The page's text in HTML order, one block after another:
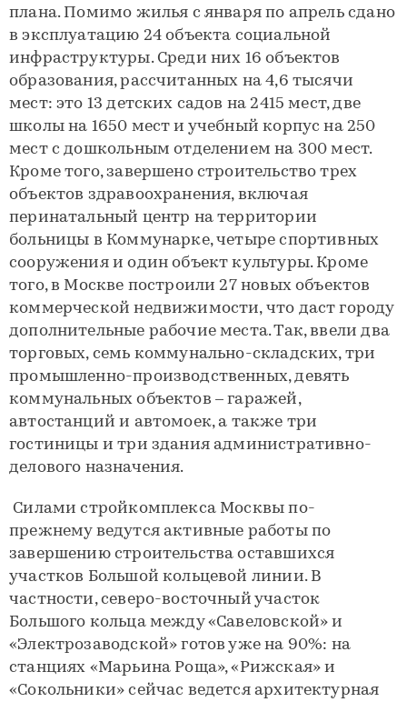
плана. Помимо жилья с января по апрель сдано
в эксплуатацию 24 объекта социальной
инфраструктуры. Среди них 16 объектов
образования, рассчитанных на 4,6 тысячи
мест: это 13 детских садов на 2415 мест, две
школы на 1650 мест и учебный корпус на 250
мест с дошкольным отделением на 300 мест.
Кроме того, завершено строительство трех
объектов здравоохранения, включая
перинатальный центр на территории
больницы в Коммунарке, четыре спортивных
сооружения и один объект культуры. Кроме
того, в Москве построили 27 новых объектов
коммерческой недвижимости, что даст городу
дополнительные рабочие места. Так, ввели два
торговых, семь коммунально-складских, три
промышленно-производственных, девять
коммунальных объектов – гаражей,
автостанций и автомоек, а также три
гостиницы и три здания административно-
делового назначения.
Силами стройкомплекса Москвы по-
прежнему ведутся активные работы по
завершению строительства оставшихся
участков Большой кольцевой линии. В
частности, северо-восточный участок
Большого кольца между «Савеловской» и
«Электрозаводской» готов уже на 90%: на
станциях «Марьина Роща», «Рижская» и
«Сокольники» сейчас ведется архитектурная